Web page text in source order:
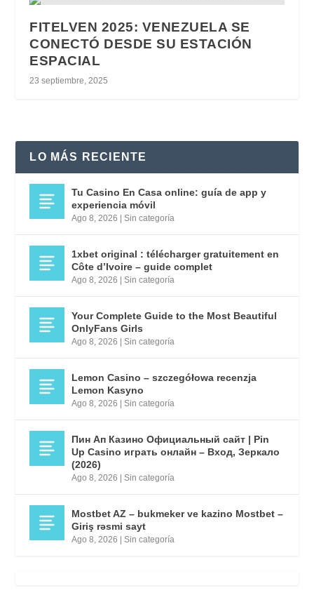
FITELVEN 2025: VENEZUELA SE
CONECTÓ DESDE SU ESTACIÓN
ESPACIAL
23 septiembre, 2025
LO MÁS RECIENTE
Tu Casino En Casa online: guía de app y
experiencia móvil
Ago 8, 2026 |Sin categoría
1xbet original : télécharger gratuitement en
Côte d’Ivoire – guide complet
Ago 8, 2026 |Sin categoría
Your Complete Guide to the Most Beautiful
OnlyFans Girls
Ago 8, 2026 |Sin categoría
Lemon Casino – szczegółowa recenzja
Lemon Kasyno
Ago 8, 2026 |Sin categoría
Пин Ап Казино Официальный сайт | Pin
Up Casino играть онлайн – Вход, Зеркало
(2026)
Ago 8, 2026 |Sin categoría
Mostbet AZ – bukmeker ve kazino Mostbet –
Giriş rəsmi sayt
Ago 8, 2026 |Sin categoría